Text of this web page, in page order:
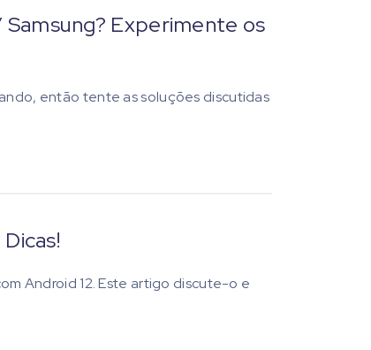
Experimente os
então tente as soluções discutidas
Android 12. Este artigo discute-o e